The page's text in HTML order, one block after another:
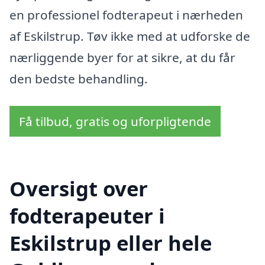
en professionel fodterapeut i nærheden
af Eskilstrup. Tøv ikke med at udforske de
nærliggende byer for at sikre, at du får
den bedste behandling.
Få tilbud, gratis og uforpligtende
Oversigt over
fodterapeuter i
Eskilstrup eller hele